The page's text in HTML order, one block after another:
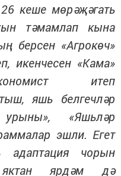
кеше мөрәҗәгать
тәмамлап кына
берсен «Агрокөч»
икенчесен «Кама»
итеп
яшь белгечләр
«Яшьләр
эшли. Егет
адаптация чорын
яктан ярдәм дә